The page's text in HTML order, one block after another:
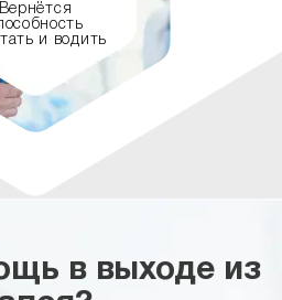
Вернётся
и водить
в выходе из